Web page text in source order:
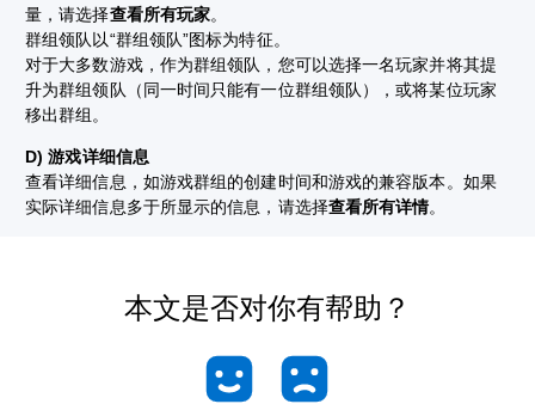
量，请选择查看所有玩家。
群组领队以“群组领队”图标为特征。
对于大多数游戏，作为群组领队，您可以选择一名玩家并将其提
升为群组领队（同一时间只能有一位群组领队），或将某位玩家
移出群组。
D) 游戏详细信息
查看详细信息，如游戏群组的创建时间和游戏的兼容版本。如果
实际详细信息多于所显示的信息，请选择查看所有详情。
本文是否对你有帮助？